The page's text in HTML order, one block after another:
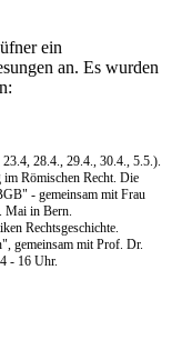
ein
an. Es wurden
28.4., 29.4., 30.4., 5.5.).
Römischen Recht. Die
- gemeinsam mit Frau
Mai in Bern.
Rechtsgeschichte.
gemeinsam mit Prof. Dr.
- 16 Uhr.